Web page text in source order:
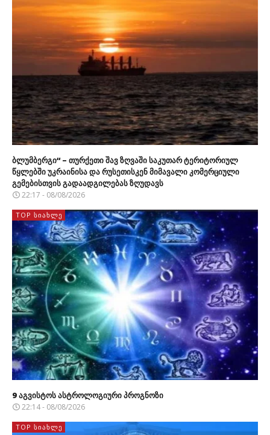
ბლუმბერგი“ – თურქეთი შავ ზღვაში საკუთარ ტერიტორიულ
წყლებში უკრაინისა და რუსეთისკენ მიმავალი კომერციული
გემებისთვის გადაადგილებას ზღუდავს
22:17 - 08/08/2026
TOP ᲡᲘᲐᲮᲚᲔ
9 აგვისტოს ასტროლოგიური პროგნოზი
22:14 - 08/08/2026
TOP ᲡᲘᲐᲮᲚᲔ